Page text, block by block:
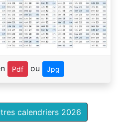
Pdf ou Jpg
calendriers 2026